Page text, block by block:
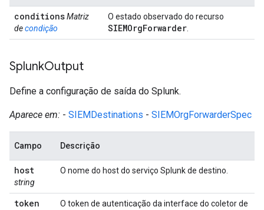
conditionsMatriz
decondição
O estado observado do recurso
SIEMOrgForwarder
SplunkOutput
Define a configuração de saída do Splunk.
Aparece em: - SIEMDestinations - SIEMOrgForwarderSpec
Campo Descrição
host
string
O nome do host do serviço Splunk de destino.
token
O token de autenticação da interface do coletor de